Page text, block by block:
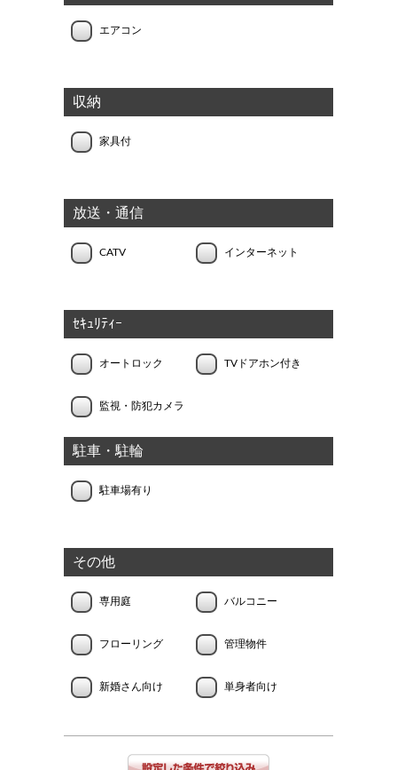
エアコン
収納
家具付
放送・通信
CATV インターネット
ｾｷｭﾘﾃｨｰ
オートロック TVドアホン付き
監視・防犯カメラ
駐車・駐輪
駐車場有り
その他
専用庭 バルコニー
フローリング 管理物件
新婚さん向け 単身者向け